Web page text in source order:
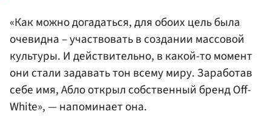
«Как можно догадаться, для обоих цель была
очевидна – участвовать в создании массовой
культуры. И действительно, в какой-то момент
они стали задавать тон всему миру. Заработав
себе имя, Абло открыл собственный бренд Off-
White», — напоминает она.